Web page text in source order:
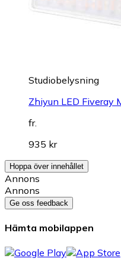
Studiobelysning
Zhiyun LED Fiveray
fr.
935 kr
Hoppa över innehållet
Annons
Annons
Ge oss feedback
Hämta mobilappen